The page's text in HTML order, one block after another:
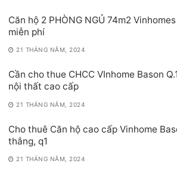
Căn hộ 2 PHÒNG NGỦ 74m2
miễn phí
21 THÁNG NĂM, 2024
Cần cho thue CHCC VInhome Bason
nội thất cao cấp
21 THÁNG NĂM, 2024
Cho thuê Căn hộ cao cấp Vinhome
thắng, q1
21 THÁNG NĂM, 2024